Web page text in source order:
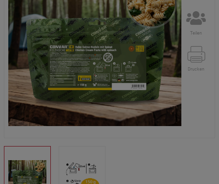
Teilen
Drucken